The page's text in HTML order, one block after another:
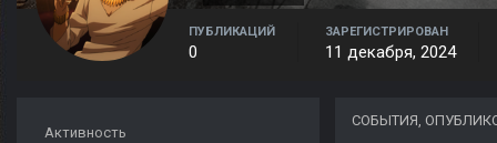
ПУБЛИКАЦИЙ
0
ЗАРЕГИСТРИРОВАН
11 декабря, 2024
Активность
СОБЫТИЯ,